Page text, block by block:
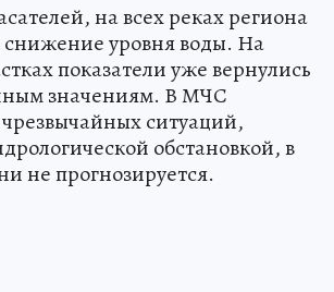
на всех реках региона
уровня воды. На
показатели уже вернулись
значениям. В МЧС
ситуаций,
обстановкой, в
не прогнозируется.